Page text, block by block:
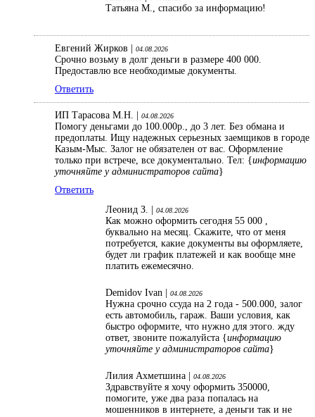
Татьяна М., спасибо за информацию!
Евгений Жирков | 04.08.2026
Срочно возьму в долг деньги в размере 400 000.
Предоставлю все необходимые документы.
Ответить
ИП Тарасова М.Н. | 04.08.2026
Помогу деньгами до 100.000р., до 3 лет. Без обмана и
предоплаты. Ищу надежных серьезных заемщиков в городе
Казым-Мыс. Залог не обязателен от вас. Оформление
только при встрече, все документально. Тел: {информацию
уточняйте у администраторов сайта}
Ответить
Леонид З. |
04.08.2026
Как можно оформить сегодня 55 000 ,
буквально на месяц. Скажите, что от меня
потребуется, какие документы вы оформляете,
будет ли график платежей и как вообще мне
платить ежемесячно.
Demidov Ivan | 04.08.2026
Нужна срочно ссуда на 2 года - 500.000, залог
есть автомобиль, гараж. Ваши условия, как
быстро оформите, что нужно для этого. жду
ответ, звоните пожалуйста {информацию
уточняйте у администраторов сайта}
Лилия Ахметшина | 04.08.2026
Здравствуйте я хочу оформить 350000,
помогите, уже два раза попалась на
мошенников в интернете, а деньги так и не